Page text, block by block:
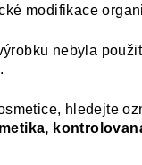
modifikace
nebyla
hledejte